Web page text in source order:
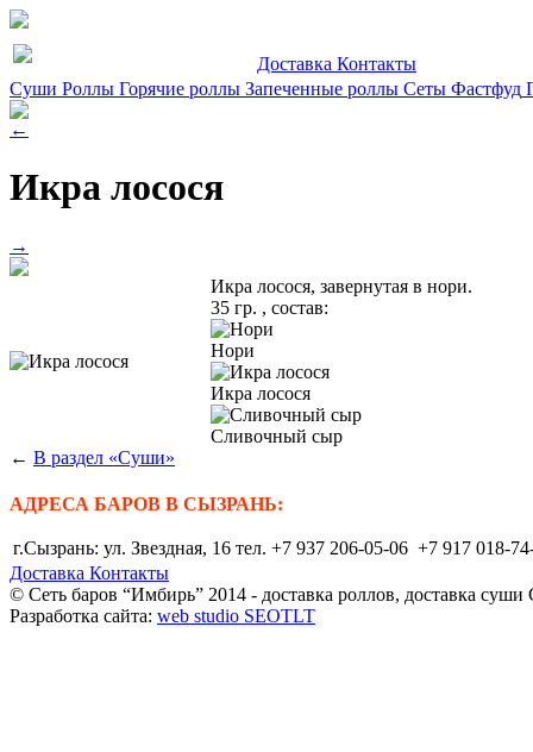
Доставка Контакты
Суши Роллы Горячие роллы Запеченные роллы Сеты Фастфуд
←
Икра лосося
→
Икра лосося, завернутая в нори.
35 гр. , состав:
Нори
Икра лосося
Сливочный сыр
← В раздел «Суши»
АДРЕСА БАРОВ В СЫЗРАНЬ:
г.Сызрань: ул. Звездная, 16 тел. +7 937 206-05-06 +7 917 018-
Доставка Контакты
© Сеть баров “Имбирь” 2014 - доставка роллов, доставка суши
Разработка сайта: web studio SEOTLT